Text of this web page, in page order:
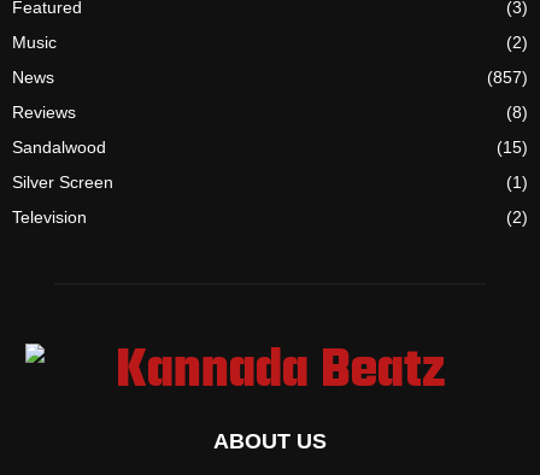
Featured
(3)
Music
(2)
News
(857)
Reviews
(8)
Sandalwood
(15)
Silver Screen
(1)
Television
(2)
ABOUT US